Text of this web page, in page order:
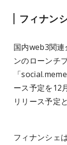
フィナン
国内web3関連
ンのローンチ
「
ース予定を12
リリース予定
フィナンシェ